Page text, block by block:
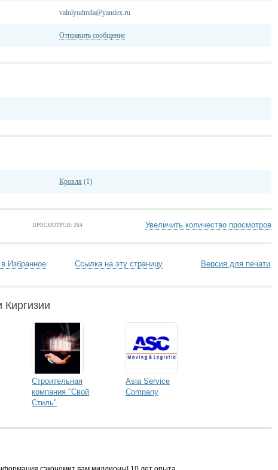
valulyudmila@yandex.ru
Отправить сообщение
Кровля (1)
ПРОСМОТРОВ: 264 Увеличить количество просмотров
Избранное Ссылка на эту страницу Версия для печати
Киргизии
Строительная
компания "Свой
Стиль"
Asia Service
Company